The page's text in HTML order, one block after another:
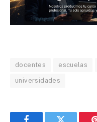
docentes escuelas
universidades